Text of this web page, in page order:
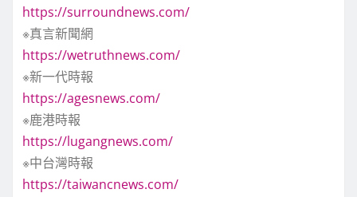
https://surroundnews.com/
※真言新聞網
https://wetruthnews.com/
※新一代時報
https://agesnews.com/
※鹿港時報
https://lugangnews.com/
※中台灣時報
https://taiwancnews.com/